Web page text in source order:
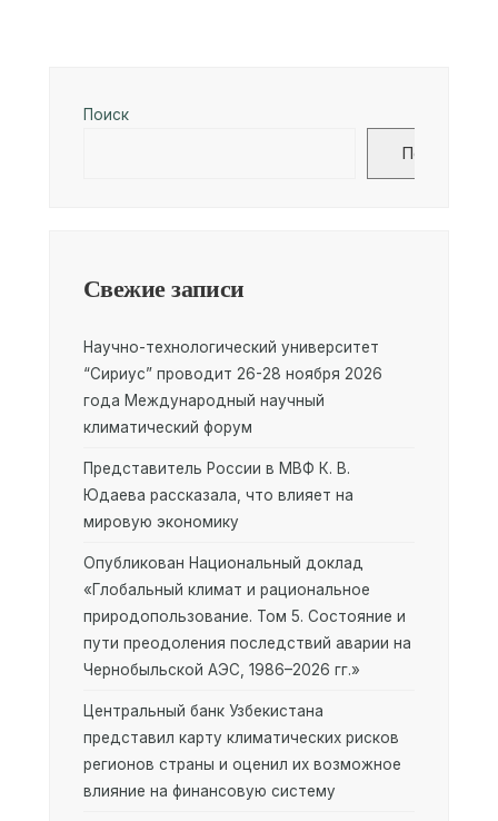
Поиск
Поиск
Свежие записи
Научно-технологический университет
“Сириус” проводит 26-28 ноября 2026
года Международный научный
климатический форум
Представитель России в МВФ К. В.
Юдаева рассказала, что влияет на
мировую экономику
Опубликован Национальный доклад
«Глобальный климат и рациональное
природопользование. Том 5. Состояние и
пути преодоления последствий аварии на
Чернобыльской АЭС, 1986–2026 гг.»
Центральный банк Узбекистана
представил карту климатических рисков
регионов страны и оценил их возможное
влияние на финансовую систему